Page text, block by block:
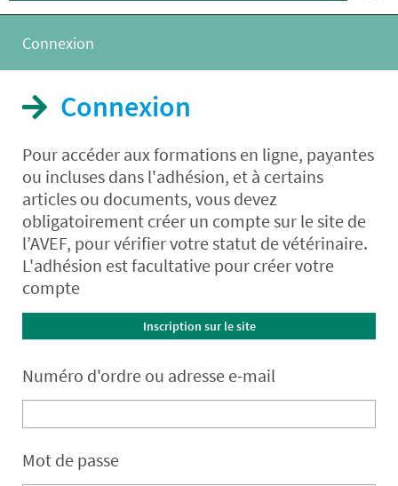
Connexion
Connexion
Pour accéder aux formations en ligne, payantes
ou incluses dans l'adhésion, et à certains
articles ou documents, vous devez
obligatoirement créer un compte sur le site de
l’AVEF, pour vérifier votre statut de vétérinaire.
L'adhésion est facultative pour créer votre
compte
Inscription sur le site
Numéro d'ordre ou adresse e-mail
Mot de passe